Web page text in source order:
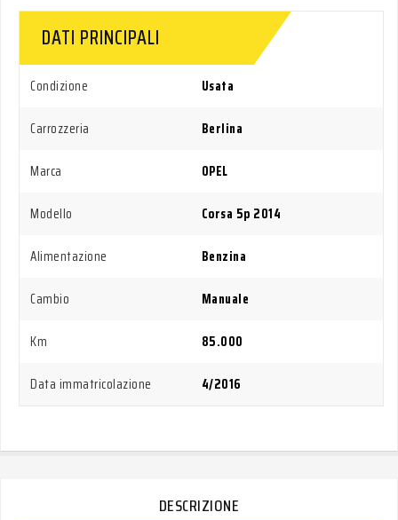
DATI PRINCIPALI
Condizione
Usata
Carrozzeria
Berlina
Marca
OPEL
Modello
Corsa 5p 2014
Alimentazione
Benzina
Cambio
Manuale
Km
85.000
Data immatricolazione
4/2016
DESCRIZIONE